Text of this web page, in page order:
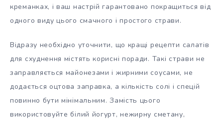
креманках, і ваш настрій гарантовано покращиться від
одного виду цього смачного і простого страви.
Відразу необхідно уточнити, що кращі рецепти салатів
для схуднення містять корисні поради. Такі страви не
заправляється майонезами і жирними соусами, не
додається оцтова заправка, а кількість солі і спецій
повинно бути мінімальним. Замість цього
використовуйте білий йогурт, нежирну сметану,